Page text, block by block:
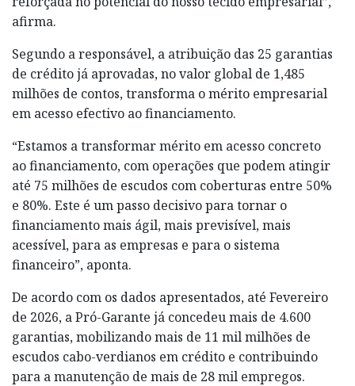
afirma.
Segundo a responsável, a atribuição das 25 garantias
de crédito já aprovadas, no valor global de 1,485
milhões de contos, transforma o mérito empresarial
em acesso efectivo ao financiamento.
“Estamos a transformar mérito em acesso concreto
ao financiamento, com operações que podem atingir
até 75 milhões de escudos com coberturas entre 50%
e 80%. Este é um passo decisivo para tornar o
financiamento mais ágil, mais previsível, mais
acessível, para as empresas e para o sistema
financeiro”, aponta.
De acordo com os dados apresentados, até Fevereiro
de 2026, a Pró-Garante já concedeu mais de 4.600
garantias, mobilizando mais de 11 mil milhões de
escudos cabo-verdianos em crédito e contribuindo
para a manutenção de mais de 28 mil empregos.